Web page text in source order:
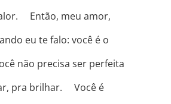
⠀ Então, meu amor,
eu te falo: você é o
não precisa ser perfeita
pra brilhar. ⠀ Você é